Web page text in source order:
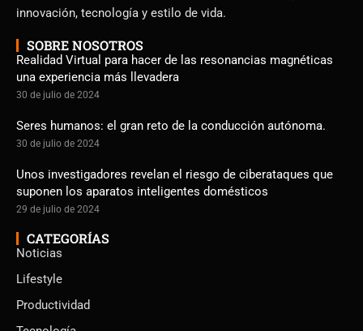
innovación, tecnología y estilo de vida.
SOBRE NOSOTROS
Realidad Virtual para hacer de las resonancias magnéticas
una experiencia más llevadera
30 de julio de 2024
Seres humanos: el gran reto de la conducción autónoma.
30 de julio de 2024
Unos investigadores revelan el riesgo de ciberataques que
suponen los aparatos inteligentes domésticos
29 de julio de 2024
CATEGORÍAS
Noticias
Lifestyle
Productividad